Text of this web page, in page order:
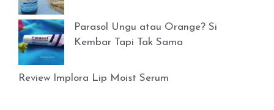
Parasol Ungu atau Orange? Si
Kembar Tapi Tak Sama
Review Implora Lip Moist Serum